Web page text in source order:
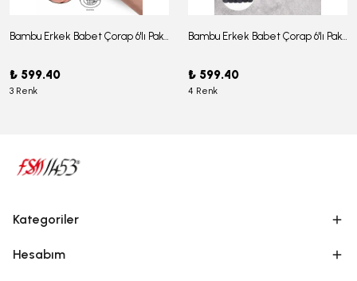
Bambu Erkek Babet Çorap 6'lı Paket - J-03
₺ 599.40
3 Renk
Bambu Erkek Babet Çorap 6'lı Paket -J-08
₺ 599.40
4 Renk
Kategoriler
Hesabım